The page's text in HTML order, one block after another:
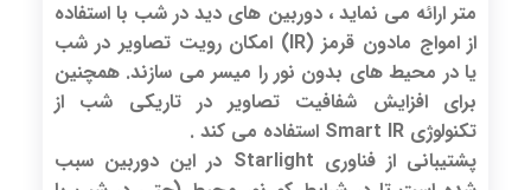
متر ارائه می نماید ، دوربین های دید در شب با استفاده
از امواج مادون قرمز (IR) امکان رویت تصاویر در شب
یا در محیط های بدون نور را میسر می سازند. همچنین
برای افزایش شفافیت تصاویر در تاریکی شب از
تکنولوژی Smart IR استفاده می کند .
پشتیبانی از فناوری Starlight در این دوربین سبب